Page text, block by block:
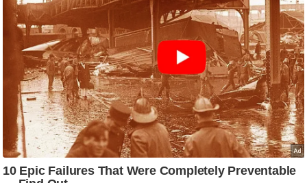
n
g
N
w
s
ला
इ
फ
स्टा